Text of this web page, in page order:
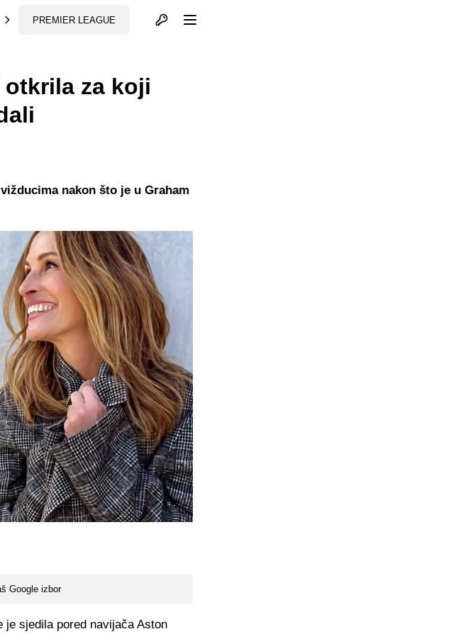
PREMIER LEAGUE Otvori profil
za koji
Google izbor
nakon što je u Graham
sjedila pored navijača Aston